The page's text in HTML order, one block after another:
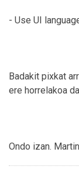
- Use UI
Badakit pixkat
ere horrelakoa
Ondo izan.